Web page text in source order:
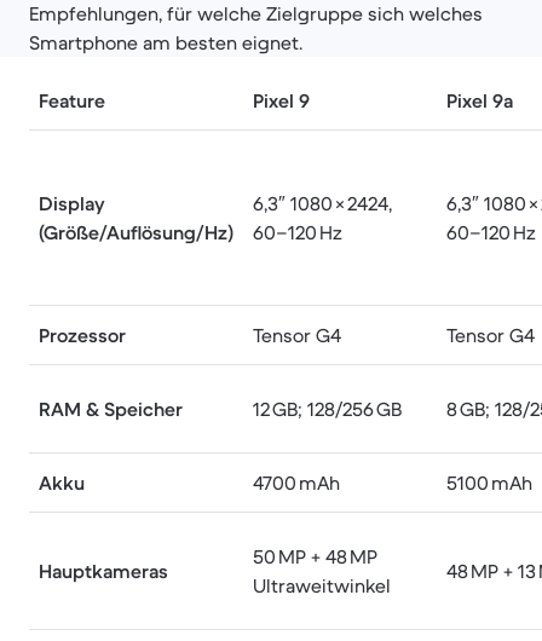
Empfehlungen, für welche Zielgruppe sich welches
Smartphone am besten eignet.
Feature Pixel 9 Pixel 9a
Display
(Größe/Auflösung/Hz)
6,3″ 1080 × 2424,
60–120 Hz
6,3″ 1080
60–120 Hz
Prozessor Tensor G4 Tensor G4
RAM & Speicher 12 GB; 128/256 GB 8 GB; 128/
Akku 4700 mAh 5100 mAh
Hauptkameras
50 MP + 48 MP
Ultraweitwinkel
48 MP + 13